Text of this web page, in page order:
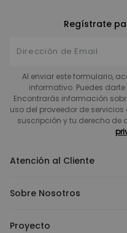
Regístrate
Al enviar este formulario,
informativo. Puedes
Encontrarás información
uso del proveedor de
suscripción y tu derecho de
Atención al Cliente
Sobre Nosotros
Proyecto